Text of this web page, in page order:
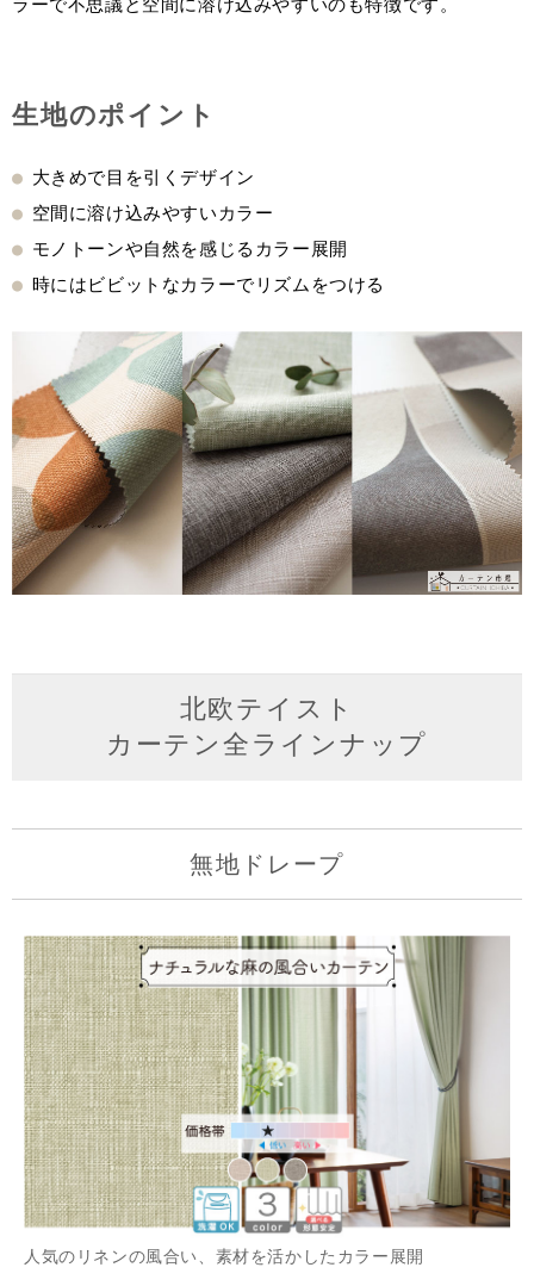
生地のポイント
大きめで目を引くデザイン
空間に溶け込みやすいカラー
モノトーンや自然を感じるカラー展開
時にはビビットなカラーでリズムをつける
北欧テイスト
カーテン全ラインナップ
無地ドレープ
人気のリネンの風合い、素材を活かしたカラー展開